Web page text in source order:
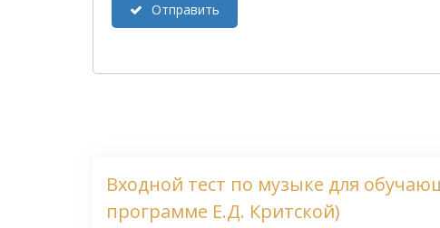
Отправить
Входной тест по музыке для
программе Е.Д. Критской)